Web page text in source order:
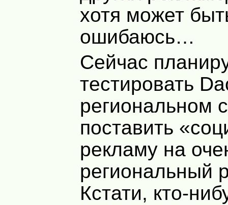
хотя может
ошибаюсь…
Сейчас
тестировать
региональном
поставить
рекламу на
региональный
Кстати, кто-